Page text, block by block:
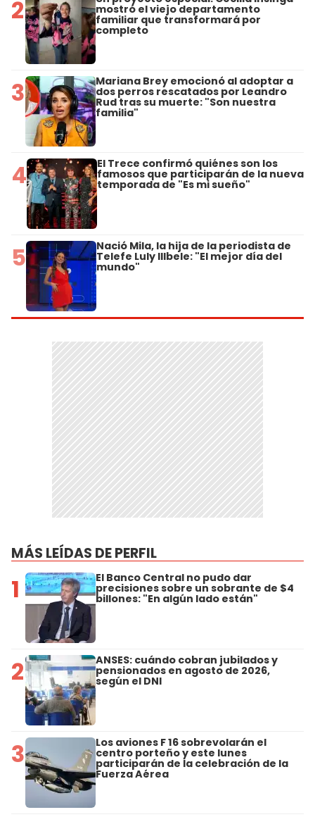
2 mostró el viejo departamento
familiar que transformará por
completo
3 Mariana Brey emocionó al adoptar a
dos perros rescatados por Leandro
Rud tras su muerte: "Son nuestra
familia"
4 El Trece confirmó quiénes son los
famosos que participarán de la nueva
temporada de "Es mi sueño"
5 Nació Mila, la hija de la periodista de
Telefe Luly Illbele: "El mejor día del
mundo"
MÁS LEÍDAS DE PERFIL
1 El Banco Central no pudo dar
precisiones sobre un sobrante de $4
billones: "En algún lado están"
2 ANSES: cuándo cobran jubilados y
pensionados en agosto de 2026,
según el DNI
3 Los aviones F 16 sobrevolarán el
centro porteño y este lunes
participarán de la celebración de la
Fuerza Aérea